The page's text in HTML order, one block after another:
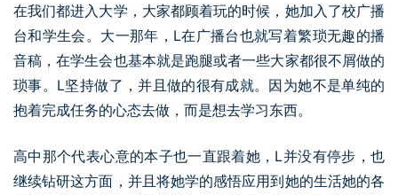
在我们都进入大学，大家都顾着玩的时候，她加入了校广播
台和学生会。大一那年，L在广播台也就写着繁琐无趣的播
音稿，在学生会也基本就是跑腿或者一些大家都很不屑做的
琐事。L坚持做了，并且做的很有成就。因为她不是单纯的
抱着完成任务的心态去做，而是想去学习东西。
高中那个代表心意的本子也一直跟着她，L并没有停步，也
继续钻研这方面，并且将她学的感悟应用到她的生活她的各